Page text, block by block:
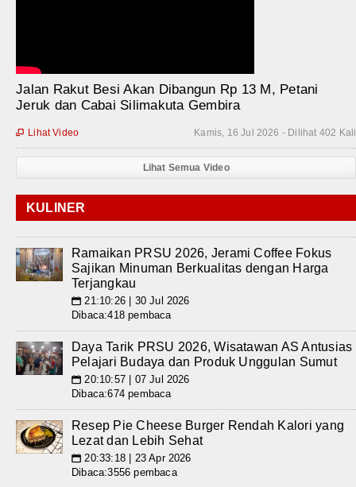
Jalan Rakut Besi Akan Dibangun Rp 13 M, Petani
Jeruk dan Cabai Silimakuta Gembira
Kamis, 16 Jul 2026 - Dilihat 402 Kali
 Lihat Video
Lihat Semua Video
KULINER
Ramaikan PRSU 2026, Jerami Coffee Fokus
Sajikan Minuman Berkualitas dengan Harga
Terjangkau
📅 21:10:26 | 30 Jul 2026
Dibaca:418 pembaca
Daya Tarik PRSU 2026, Wisatawan AS Antusias
Pelajari Budaya dan Produk Unggulan Sumut
📅 20:10:57 | 07 Jul 2026
Dibaca:674 pembaca
Resep Pie Cheese Burger Rendah Kalori yang
Lezat dan Lebih Sehat
📅 20:33:18 | 23 Apr 2026
Dibaca:3556 pembaca